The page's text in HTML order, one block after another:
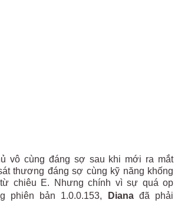
vô cùng đáng sợ sau khi mới ra mắt
thương đáng sợ cùng kỹ năng khống
chiêu E. Nhưng chính vì sự quá op
phiên bản 1.0.0.153,
Dianađã phải